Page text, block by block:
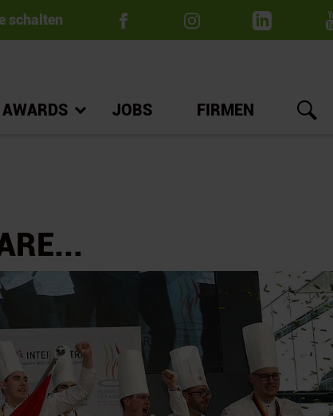
schalten
AWARDS JOBS FIRMEN